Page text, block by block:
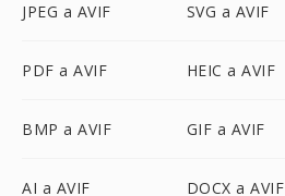
JPEG a AVIF SVG a AVIF
PDF a AVIF HEIC a AVIF
BMP a AVIF GIF a AVIF
AI a AVIF DOCX a AVIF